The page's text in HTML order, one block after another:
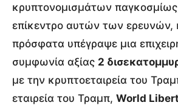
κρυπτονομισμάτων
επίκεντρο αυτών των
πρόσφατα υπέγραψε μια
συμφωνία αξίας 2
με την κρυπτοεταιρεία του
εταιρεία του Τραμπ, World